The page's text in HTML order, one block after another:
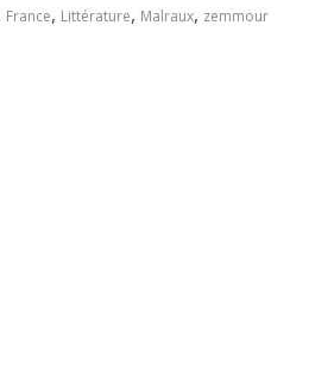
France, Littérature, Malraux, zemmour